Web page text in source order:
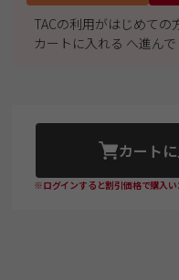
TACの利用がはじめての
カートに入れる へ進んで
カート
※ログインすると割引価格で購入い